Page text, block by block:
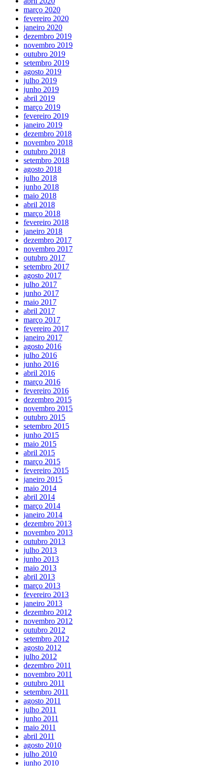
março 2020
fevereiro 2020
janeiro 2020
dezembro 2019
novembro 2019
outubro 2019
setembro 2019
agosto 2019
julho 2019
junho 2019
abril 2019
março 2019
fevereiro 2019
janeiro 2019
dezembro 2018
novembro 2018
outubro 2018
setembro 2018
agosto 2018
julho 2018
junho 2018
maio 2018
abril 2018
março 2018
fevereiro 2018
janeiro 2018
dezembro 2017
novembro 2017
outubro 2017
setembro 2017
agosto 2017
julho 2017
junho 2017
maio 2017
abril 2017
março 2017
fevereiro 2017
janeiro 2017
agosto 2016
julho 2016
junho 2016
abril 2016
março 2016
fevereiro 2016
dezembro 2015
novembro 2015
outubro 2015
setembro 2015
junho 2015
maio 2015
abril 2015
março 2015
fevereiro 2015
janeiro 2015
maio 2014
abril 2014
março 2014
janeiro 2014
dezembro 2013
novembro 2013
outubro 2013
julho 2013
junho 2013
maio 2013
abril 2013
março 2013
fevereiro 2013
janeiro 2013
dezembro 2012
novembro 2012
outubro 2012
setembro 2012
agosto 2012
julho 2012
dezembro 2011
novembro 2011
outubro 2011
setembro 2011
agosto 2011
julho 2011
junho 2011
maio 2011
abril 2011
agosto 2010
julho 2010
junho 2010